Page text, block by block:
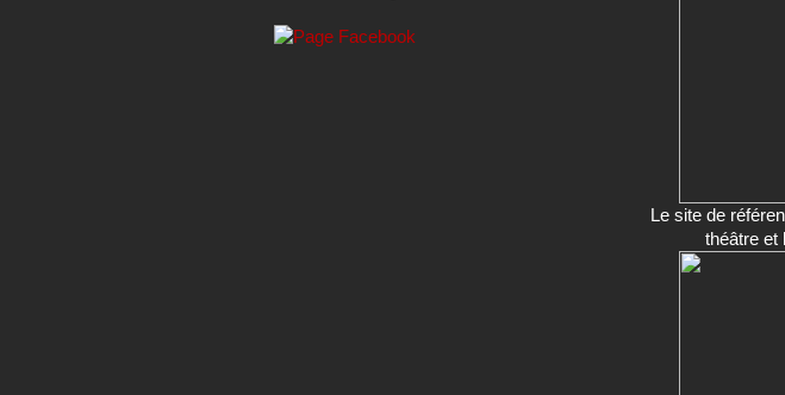
Le site de
théâtre et